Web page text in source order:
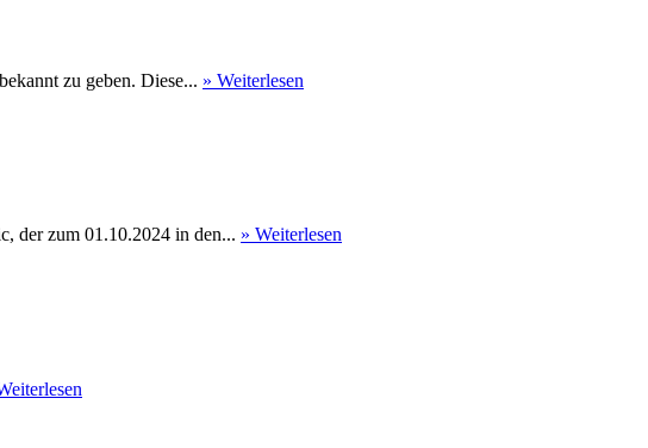
zu geben. Diese... » Weiterlesen
der zum 01.10.2024 in den... » Weiterlesen